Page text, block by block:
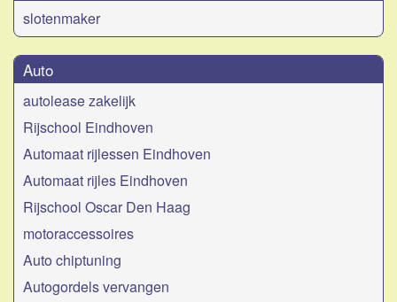
slotenmaker
Auto
autolease zakelijk
Rijschool Eindhoven
Automaat rijlessen Eindhoven
Automaat rijles Eindhoven
Rijschool Oscar Den Haag
motoraccessoires
Auto chiptuning
Autogordels vervangen